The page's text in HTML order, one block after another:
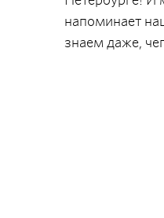
напоминает
знаем даже,